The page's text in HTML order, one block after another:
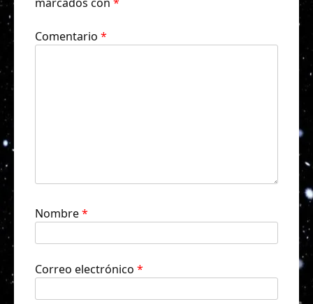
Comentario *
Nombre*
Correo electrónico *